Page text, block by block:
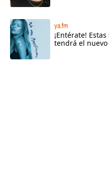
ya.fm
¡Entérate!
tendrá el